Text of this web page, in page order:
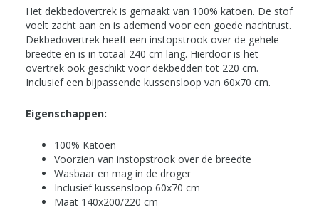
Het dekbedovertrek is gemaakt van 100% katoen. De stof
voelt zacht aan en is ademend voor een goede nachtrust.
Dekbedovertrek heeft een instopstrook over de gehele
breedte en is in totaal 240 cm lang. Hierdoor is het
overtrek ook geschikt voor dekbedden tot 220 cm.
Inclusief een bijpassende kussensloop van 60x70 cm.
Eigenschappen:
100% Katoen
Voorzien van instopstrook over de breedte
Wasbaar en mag in de droger
Inclusief kussensloop 60x70 cm
Maat 140x200/220 cm